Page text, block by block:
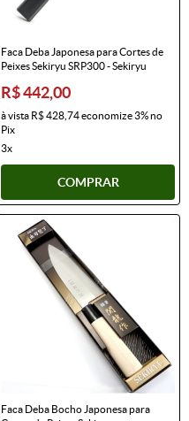
Faca Deba Japonesa para Cortes de
Peixes Sekiryu SRP300 - Sekiryu
R$ 442,00
à vista R$ 428,74economize3%no
Pix
3x
COMPRAR
Faca Deba Bocho Japonesa para